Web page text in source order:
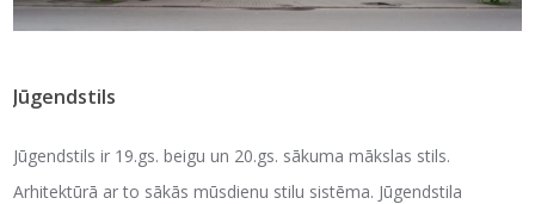
Jūgendstils
Jūgendstils ir 19.gs. beigu un 20.gs. sākuma mākslas stils.
Arhitektūrā ar to sākās mūsdienu stilu sistēma. Jūgendstila